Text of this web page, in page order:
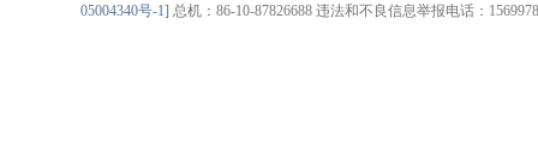
05004340号-1] 总机：86-10-87826688 违法和不良信息举报电话：